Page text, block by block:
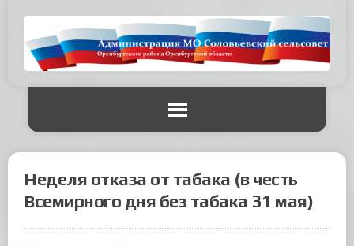
Неделя отказа от табака (в честь
Всемирного дня без табака 31 мая)